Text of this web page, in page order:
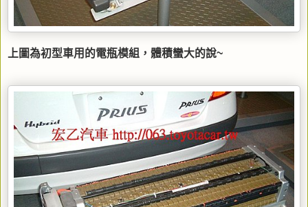
上圖為初型車用的電瓶模組，體積蠻大的說~